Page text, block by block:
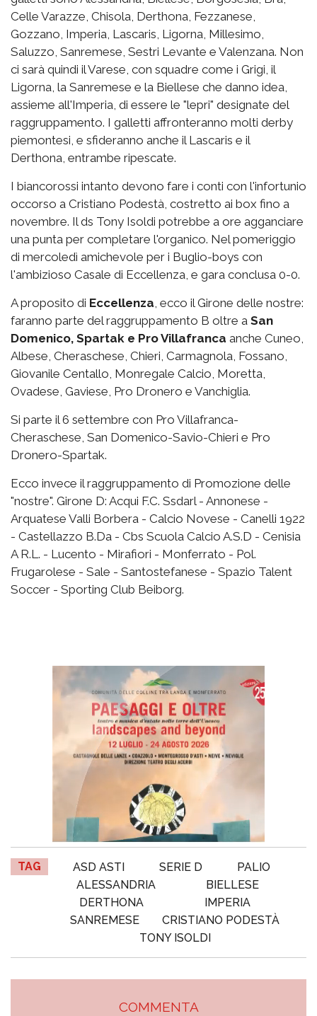
Celle Varazze, Chisola, Derthona, Fezzanese,
Gozzano, Imperia, Lascaris, Ligorna, Millesimo,
Saluzzo, Sanremese, Sestri Levante e Valenzana. Non
ci sarà quindi il Varese, con squadre come i Grigi, il
Ligorna, la Sanremese e la Biellese che danno idea,
assieme all'Imperia, di essere le "lepri" designate del
raggruppamento. I galletti affronteranno molti derby
piemontesi, e sfideranno anche il Lascaris e il
Derthona, entrambe ripescate.
I biancorossi intanto devono fare i conti con l'infortunio
occorso a Cristiano Podestà, costretto ai box fino a
novembre. Il ds Tony Isoldi potrebbe a ore agganciare
una punta per completare l'organico. Nel pomeriggio
di mercoledì amichevole per i Buglio-boys con
l'ambizioso Casale di Eccellenza, e gara conclusa 0-0.
A proposito di Eccellenza, ecco il Girone delle nostre:
faranno parte del raggruppamento B oltre a San
Domenico, Spartak e Pro Villafranca anche Cuneo,
Albese, Cheraschese, Chieri, Carmagnola, Fossano,
Giovanile Centallo, Monregale Calcio, Moretta,
Ovadese, Gaviese, Pro Dronero e Vanchiglia.
Si parte il 6 settembre con Pro Villafranca-
Cheraschese, San Domenico-Savio-Chieri e Pro
Dronero-Spartak.
Ecco invece il raggruppamento di Promozione delle
"nostre". Girone D: Acqui F.C. Ssdarl - Annonese -
Arquatese Valli Borbera - Calcio Novese - Canelli 1922
- Castellazzo B.Da - Cbs Scuola Calcio A.S.D - Cenisia
A R.L. - Lucento - Mirafiori - Monferrato - Pol.
Frugarolese - Sale - Santostefanese - Spazio Talent
Soccer - Sporting Club Beiborg.
TAG ASD ASTI SERIE D
PALIO
ALESSANDRIA
BIELLESE
DERTHONA
IMPERIA
SANREMESE
CRISTIANO PODESTÀ
TONY ISOLDI
COMMENTA